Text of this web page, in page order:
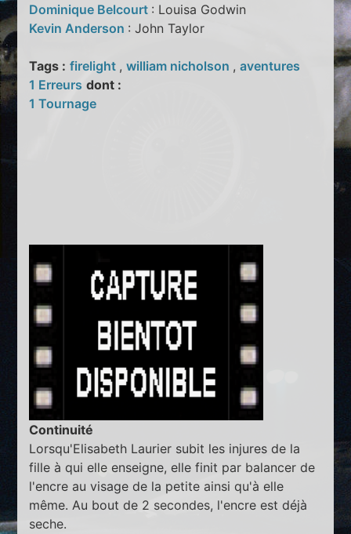
Dominique Belcourt : Louisa Godwin
Kevin Anderson : John Taylor
Tags : firelight ,william nicholson ,aventures
1 Erreurs dont :
1 Tournage
Continuité
Lorsqu'Elisabeth Laurier subit les injures de la
fille à qui elle enseigne, elle finit par balancer de
l'encre au visage de la petite ainsi qu'à elle
même. Au bout de 2 secondes, l'encre est déjà
seche.